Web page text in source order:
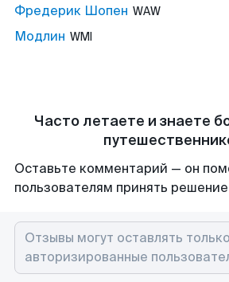
Фредерик Шопен WAW
Модлин WMI
Часто летаете и знаете
Оставьте комментарий — он
пользователям принять решение